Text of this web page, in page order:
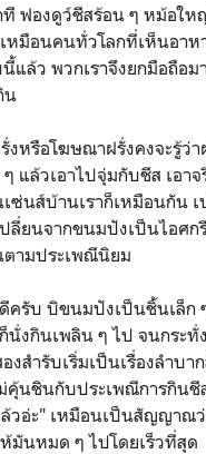
ฟองดูว์ชีสร้อน ๆ หม้อให
หมือนคนทั่วโลกที่เห็นอาห
แล้ว พวกเราจึงยกมือถือม
น
หรือโฆษณาฝรั่งคงจะรู้ว่า
แล้วเอาไปจุ่มกับชีส เอาจ
ซ่นส์บ้านเราก็เหมือนกัน
ลี่ยนจากขนมปังเป็นไอศก
ตามประเพณีนิยม
ครับ บิขนมปังเป็นชิ้นเล็ก
งกินเพลิน ๆ ไป จนกระทั่
งสำรับเริ่มเป็นเรื่องลำบา
คุ้นชินกับประเพณีการกินชี
วอ่ะ" เหมือนเป็นสัญญาณว่
มันหมด ๆ ไปโดยเร็วที่สุด